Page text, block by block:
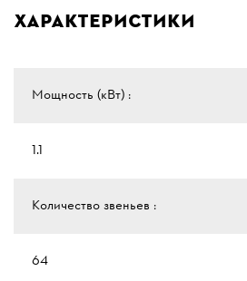
Характеристики
Мощность (кВт) :
1.1
Количество звеньев :
64